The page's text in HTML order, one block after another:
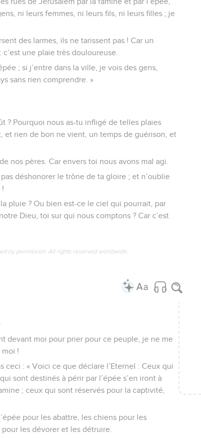
ni leurs femmes, ni leurs fils, ni leurs filles ; je
des larmes, ils ne tarissent pas ! Car un
une plaie très douloureuse.
; si j’entre dans la ville, je vois des gens,
sans rien comprendre. »
? Pourquoi nous as-tu infligé de telles plaies
et rien de bon ne vient, un temps de guérison, et
nos pères. Car envers toi nous avons mal agi.
déshonorer le trône de ta gloire ; et n’oublie
!
pluie ? Ou bien est-ce le ciel qui pourrait, par
Dieu, toi sur qui nous comptons ? Car c’est
by permission. All rights reserved worldwide.
devant moi pour prier pour ce peuple, je ne me
moi !
ceci : « Voici ce que déclare l’Eternel : Ceux qui
sont destinés à périr par l’épée s’en iront à
; ceux qui sont réservés pour la captivité,
pour les abattre, les chiens pour les
les dévorer et les détruire.